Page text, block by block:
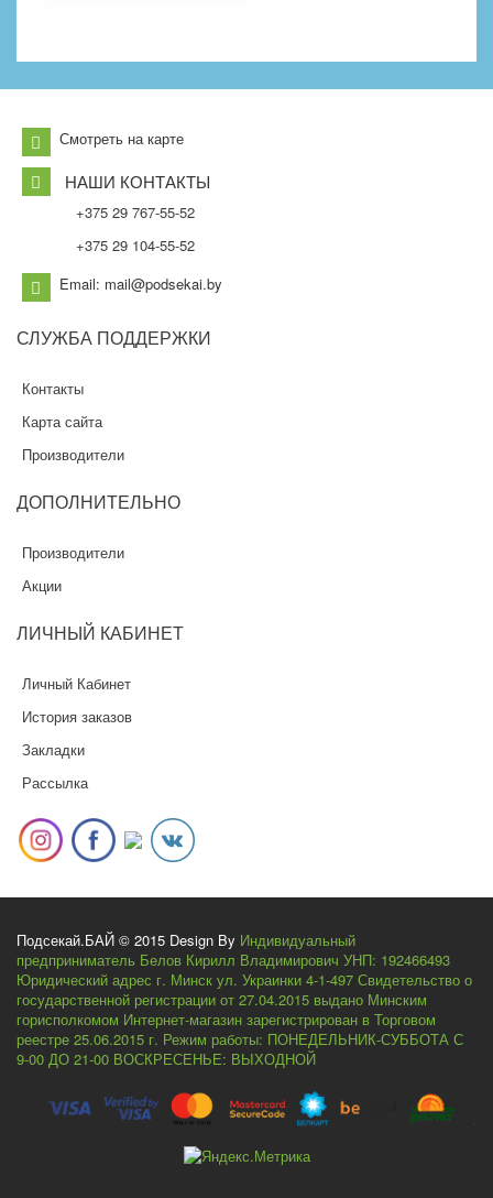
Смотреть на карте
НАШИ КОНТАКТЫ
+375 29 767-55-52
+375 29 104-55-52
Email: mail@podsekai.by
СЛУЖБА ПОДДЕРЖКИ
Контакты
Карта сайта
Производители
ДОПОЛНИТЕЛЬНО
Производители
Акции
ЛИЧНЫЙ КАБИНЕТ
Личный Кабинет
История заказов
Закладки
Рассылка
Подсекай.БАЙ © 2015 Design By Индивидуальный
предприниматель Белов Кирилл Владимирович УНП: 192466493
Юридический адрес г. Минск ул. Украинки 4-1-497 Свидетельство о
государственной регистрации от 27.04.2015 выдано Минским
горисполкомом Интернет-магазин зарегистрирован в Торговом
реестре 25.06.2015 г. Режим работы: ПОНЕДЕЛЬНИК-СУББОТА С
9-00 ДО 21-00 ВОСКРЕСЕНЬЕ: ВЫХОДНОЙ